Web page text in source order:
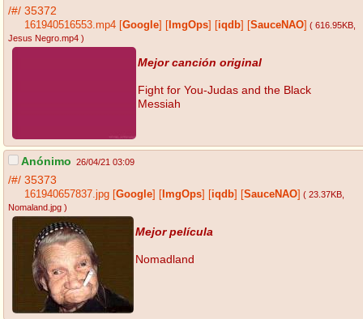
/#/ 35372
161940516553.mp4 Google ImgOps iqdb SauceNAO ( 616.95KB
Jesus Negro.mp4 )
Mejor canción original
Fight for You-Judas and the Black
Messiah
Anónimo 26/04/21 03:09
/#/ 35373
161940657837.jpg Google ImgOps iqdb SauceNAO ( 23.37KB
Nomaland.jpg )
Mejor película
Nomadland